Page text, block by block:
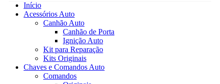
Início
Acessórios Auto
Canhão Auto
Canhão de Porta
Ignição Auto
Kit para Reparação
Kits Originais
Chaves e Comandos Auto
Comandos